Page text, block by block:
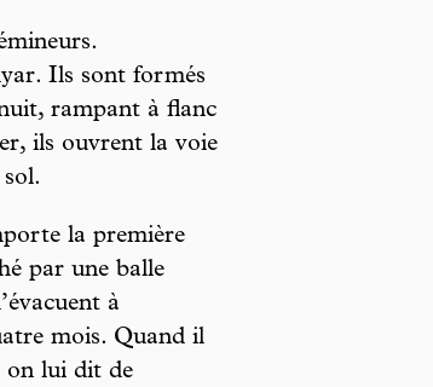
Ils sont formés
rampant à flanc
ils ouvrent la voie
la première
par une balle
à
mois. Quand il
on lui dit de